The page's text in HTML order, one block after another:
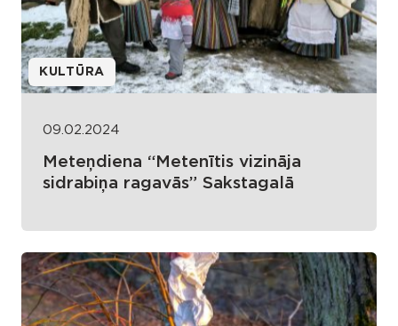
KULTŪRA
09.02.2024
Meteņdiena “Metenītis vizināja
sidrabiņa ragavās” Sakstagalā